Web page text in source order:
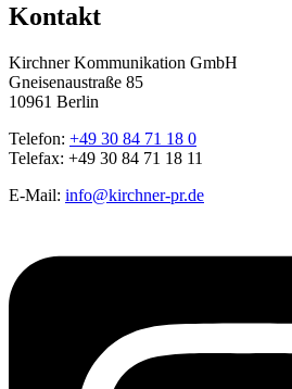
Kontakt
Kirchner Kommunikation GmbH
Gneisenaustraße 85
10961 Berlin
Telefon: +49 30 84 71 18 0
Telefax: +49 30 84 71 18 11
E-Mail: info@kirchner-pr.de